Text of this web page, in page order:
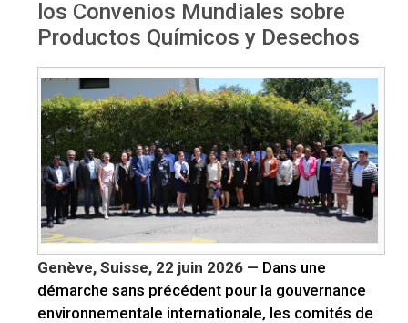
los Convenios Mundiales sobre
Productos Químicos y Desechos
Genève, Suisse, 22 juin 2026 — Dans une
démarche sans précédent pour la gouvernance
environnementale internationale, les comités de